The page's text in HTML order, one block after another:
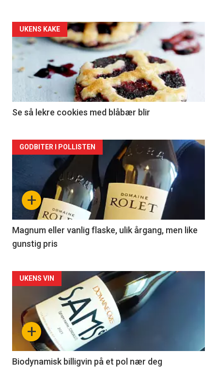
Forsiden
akkurat
nå
2
UKENS KAKE
Se så lekre cookies med blåbær blir
Forsiden
akkurat
nå
3
+
GODBITER I POLLISTEN
Magnum eller vanlig flaske, ulik årgang, men like
gunstig pris
Forsiden
akkurat
nå
4
+
UKENS VIN
Biodynamisk billigvin på et pol nær deg